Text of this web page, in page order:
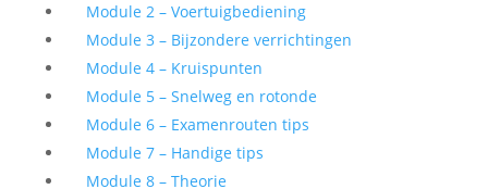
Module 2 – Voertuigbediening
Module 3 – Bijzondere verrichtingen
Module 4 – Kruispunten
Module 5 – Snelweg en rotonde
Module 6 – Examenrouten tips
Module 7 – Handige tips
Module 8 – Theorie